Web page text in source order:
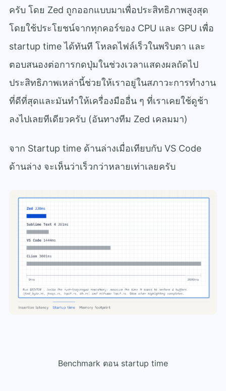
ครับ โดย Zed ถูกออกแบบมาเพื่อประสิทธิภาพสูงสุด
โดยใช้ประโยชน์จากทุกคอร์ของ CPU และ GPU เพื่อ
startup time ได้ทันที โหลดไฟล์เร็วในพริบตา และ
ตอบสนองต่อการกดปุ่มในช่วงเวลาแสดงผลถัดไป
ประสิทธิภาพเหล่านี้ช่วยให้เราอยู่ในสภาวะการทำงาน
ที่ดีที่สุดและมันทำให้เครื่องมืออื่น ๆ ที่เราเคยใช้ดูช้า
ลงไปเลยทีเดียวครับ (อันทางทีม Zed เคลมมา)
จาก Startup time ด้านล่างเมื่อเทียบกับ VS Code
ด้านล่าง จะเห็นว่าเร็วกว่าหลายเท่าเลยครับ
Benchmark ตอน startup time